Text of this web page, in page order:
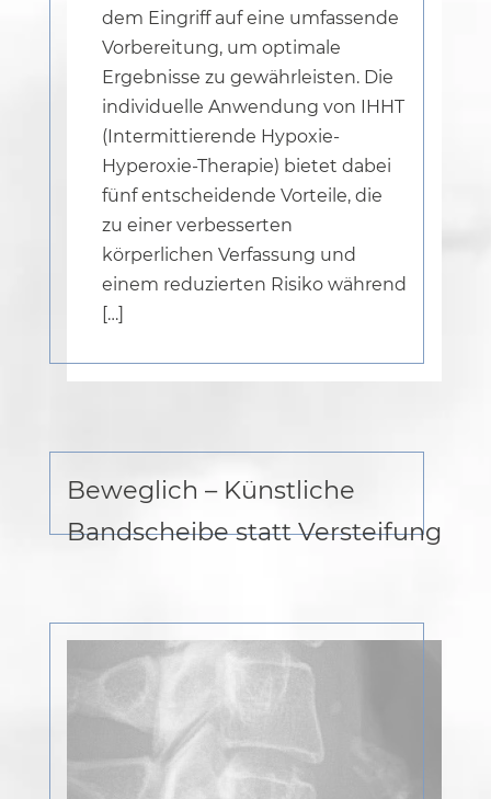
dem Eingriff auf eine umfassende
Vorbereitung, um optimale
Ergebnisse zu gewährleisten. Die
individuelle Anwendung von IHHT
(Intermittierende Hypoxie-
Hyperoxie-Therapie) bietet dabei
fünf entscheidende Vorteile, die
zu einer verbesserten
körperlichen Verfassung und
einem reduzierten Risiko während
[…]
Beweglich – Künstliche
Bandscheibe statt Versteifung